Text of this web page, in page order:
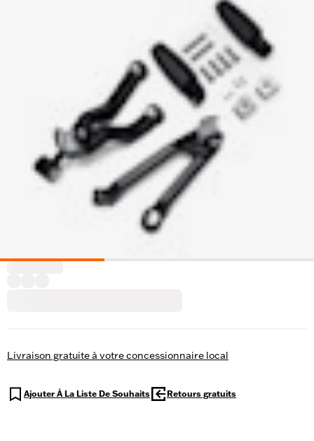
Livraison gratuite à votre concessionnaire local
Ajouter À La Liste De Souhaits Retours gratuits